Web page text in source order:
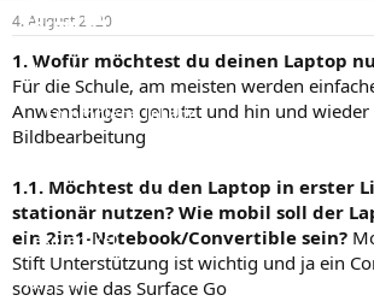
Forum
Aktuelles
Empfohlene Inhalte
Neueste Aktivitäten
Leserartikel
Regeln
l
e
r
t
a
4. August 2020
1. Wofür möchtest du deinen Laptop
Für die Schule, am meisten werden
Anwendungen genutzt und hin und wieder
Bildbearbeitung
1.1. Möchtest du den Laptop in erster
stationär nutzen? Wie mobil soll der
ein 2in1-Notebook/Convertible sein?
Stift Unterstützung ist wichtig und ja ein
sowas wie das Surface Go